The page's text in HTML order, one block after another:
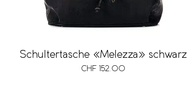
Schultertasche «Melezza» schwarz
CHF 152.00